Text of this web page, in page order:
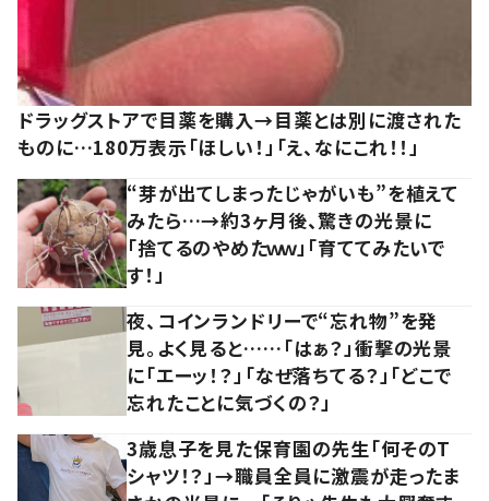
ドラッグストアで目薬を購入→目薬とは別に渡された
ものに…180万表示「ほしい！」「え、なにこれ！！」
“芽が出てしまったじゃがいも”を植えて
みたら…→約3ヶ月後、驚きの光景に
「捨てるのやめたｗｗ」「育ててみたいで
す！」
夜、コインランドリーで“忘れ物”を発
見。よく見ると……「はぁ？」衝撃の光景
に「エーッ！？」「なぜ落ちてる？」「どこで
忘れたことに気づくの？」
3歳息子を見た保育園の先生「何そのT
シャツ！？」→職員全員に激震が走ったま